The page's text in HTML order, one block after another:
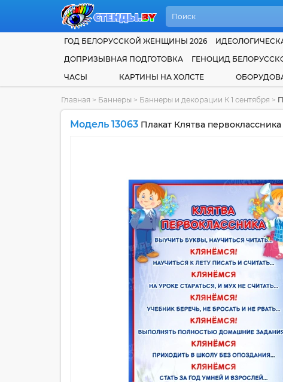
ГОД БЕЛОРУССКОЙ ЖЕНЩИНЫ 2026
ДОПРИЗЫВНАЯ ПОДГОТОВКА
ГЕНОЦИД
ЧАСЫ
КАРТИНЫ НА ХОЛСТЕ
Главная > Баннеры > Баннеры и декорации К 1 сентября >
Модель 13063 Плакат Клятва первоклассника